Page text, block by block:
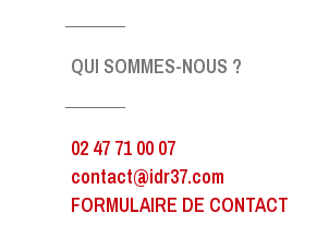
QUI SOMMES-NOUS ?
02 47 71 00 07
contact@idr37.com
FORMULAIRE DE CONTACT